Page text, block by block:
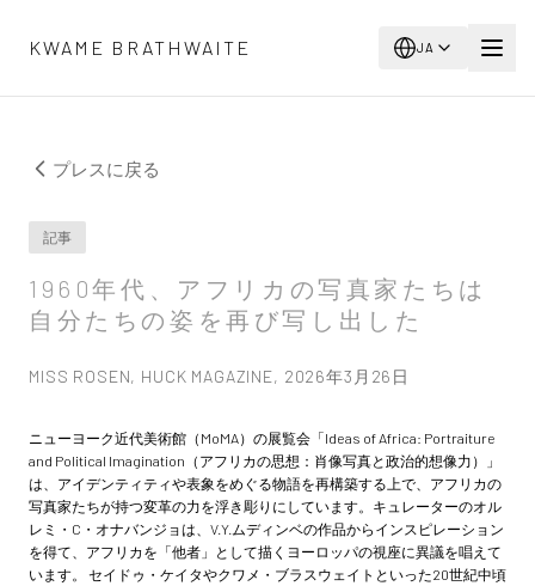
KWAME BRATHWAITE
JA
プレスに戻る
記事
1960年代、アフリカの写真家たちは
自分たちの姿を再び写し出した
MISS ROSEN, HUCK MAGAZINE, 2026年3月26日
ニューヨーク近代美術館（MoMA）の展覧会「Ideas of Africa: Portraiture
and Political Imagination（アフリカの思想：肖像写真と政治的想像力）」
は、アイデンティティや表象をめぐる物語を再構築する上で、アフリカの
写真家たちが持つ変革の力を浮き彫りにしています。キュレーターのオル
レミ・C・オナバンジョは、V.Y.ムディンベの作品からインスピレーション
を得て、アフリカを「他者」として描くヨーロッパの視座に異議を唱えて
います。 セイドゥ・ケイタやクワメ・ブラスウェイトといった20世紀中頃